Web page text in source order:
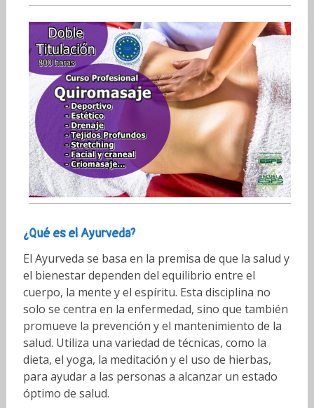
¿Qué es el Ayurveda?
El Ayurveda se basa en la premisa de que la salud y
el bienestar dependen del equilibrio entre el
cuerpo, la mente y el espíritu. Esta disciplina no
solo se centra en la enfermedad, sino que también
promueve la prevención y el mantenimiento de la
salud. Utiliza una variedad de técnicas, como la
dieta, el yoga, la meditación y el uso de hierbas,
para ayudar a las personas a alcanzar un estado
óptimo de salud.